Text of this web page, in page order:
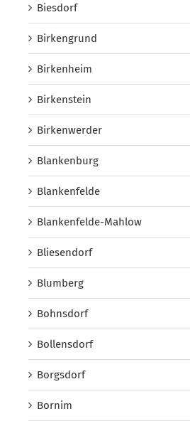
Biesdorf
Birkengrund
Birkenheim
Birkenstein
Birkenwerder
Blankenburg
Blankenfelde
Blankenfelde-Mahlow
Bliesendorf
Blumberg
Bohnsdorf
Bollensdorf
Borgsdorf
Bornim